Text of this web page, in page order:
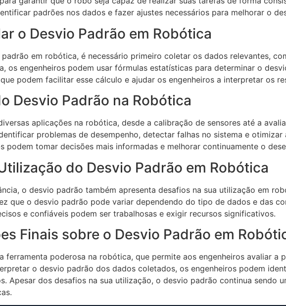
padrões nos dados e fazer ajustes necessários para melhorar o
o Desvio Padrão em Robótica
em robótica, é necessário primeiro coletar os dados relevantes,
os engenheiros podem usar fórmulas estatísticas para determinar o
podem facilitar esse cálculo e ajudar os engenheiros a interpretar os
Desvio Padrão na Robótica
aplicações na robótica, desde a calibração de sensores até a
problemas de desempenho, detectar falhas no sistema e
podem tomar decisões mais informadas e melhorar continuamente o
do Desvio Padrão em Robótica
o desvio padrão também apresenta desafios na sua utilização em
que o desvio padrão pode variar dependendo do tipo de dados e das
e confiáveis podem ser trabalhosas e exigir recursos significativos.
Finais sobre o Desvio Padrão em
ferramenta poderosa na robótica, que permite aos engenheiros avaliar a
o desvio padrão dos dados coletados, os engenheiros podem
Apesar dos desafios na sua utilização, o desvio padrão continua sendo